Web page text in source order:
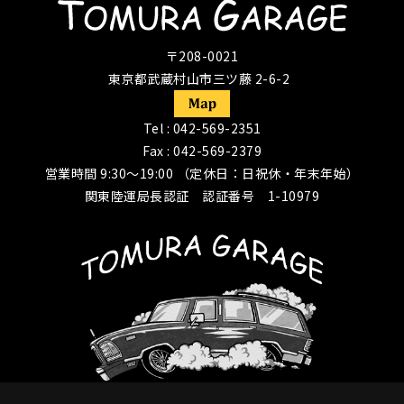
〒208-0021
東京都武蔵村山市三ツ藤 2-6-2
Tel : 042-569-2351
Fax : 042-569-2379
営業時間 9:30〜19:00 （定休日：日祝休・年末年始）
関東陸運局長認証 認証番号 1-10979